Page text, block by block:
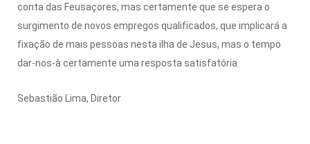
conta das Feusaçores, mas certamente que se espera o
surgimento de novos empregos qualificados, que implicará a
fixação de mais pessoas nesta ilha de Jesus, mas o tempo
dar-nos-à certamente uma resposta satisfatória.
Sebastião Lima, Diretor